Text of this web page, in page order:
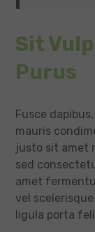
Sit
Purus
Fusce
mauris
justo sit amet
sed
amet
vel
ligula porta